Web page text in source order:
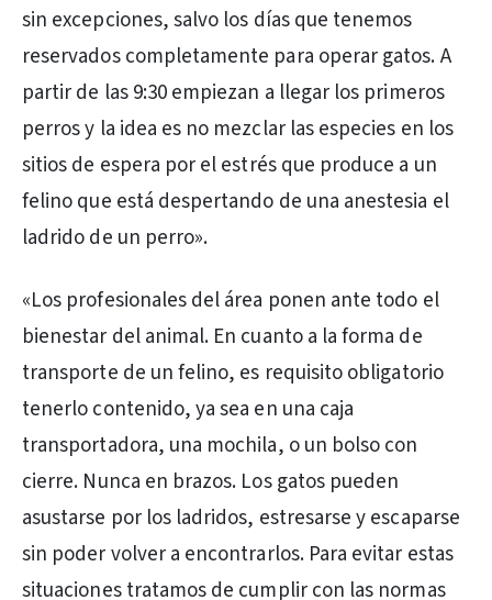
sin excepciones, salvo los días que tenemos
reservados completamente para operar gatos. A
partir de las 9:30 empiezan a llegar los primeros
perros y la idea es no mezclar las especies en los
sitios de espera por el estrés que produce a un
felino que está despertando de una anestesia el
ladrido de un perro».
«Los profesionales del área ponen ante todo el
bienestar del animal. En cuanto a la forma de
transporte de un felino, es requisito obligatorio
tenerlo contenido, ya sea en una caja
transportadora, una mochila, o un bolso con
cierre. Nunca en brazos. Los gatos pueden
asustarse por los ladridos, estresarse y escaparse
sin poder volver a encontrarlos. Para evitar estas
situaciones tratamos de cumplir con las normas